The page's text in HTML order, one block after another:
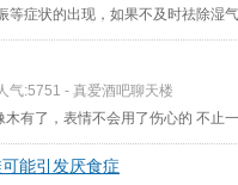
等症状的出现，如果不及时祛除湿
气:5751 - 真爱酒吧聊天楼
木有了，表情不会用了伤心的 不止
能引发厌食症